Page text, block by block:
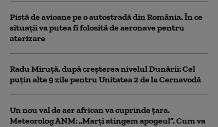
Pistă de avioane pe o autostradă din România. În ce
situații va putea fi folosită de aeronave pentru
aterizare
Radu Miruță, după creșterea nivelul Dunării: Cel
puțin alte 9 zile pentru Unitatea 2 de la Cernavodă
Un nou val de aer african va cuprinde țara.
Meteorolog ANM: „Marți atingem apogeul”. Cum va